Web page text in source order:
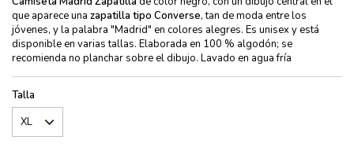
que aparece una zapatilla tipo Converse, tan de moda entre los
jóvenes, y la palabra "Madrid" en colores alegres. Es unisex y está
disponible en varias tallas. Elaborada en 100 % algodón; se
recomienda no planchar sobre el dibujo. Lavado en agua fría
Talla